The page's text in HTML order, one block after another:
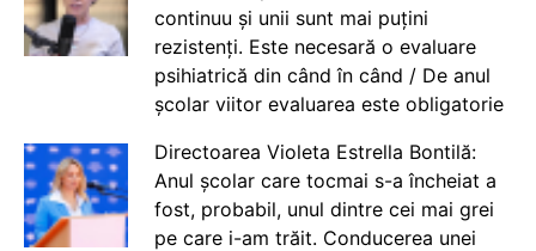
continuu și unii sunt mai puțini
rezistenți. Este necesară o evaluare
psihiatrică din când în când / De anul
școlar viitor evaluarea este obligatorie
Directoarea Violeta Estrella Bontilă:
Anul școlar care tocmai s-a încheiat a
fost, probabil, unul dintre cei mai grei
pe care i-am trăit. Conducerea unei